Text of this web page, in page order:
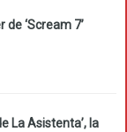
‘Scream 7’
La Asistenta’, la